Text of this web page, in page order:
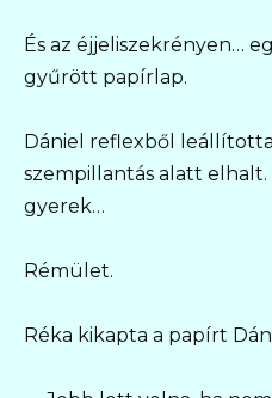
És az éjjeliszekrényen…
gyűrött papírlap.
Dániel reflexből
szempillantás alatt
gyerek…
Rémület.
Réka kikapta a papírt